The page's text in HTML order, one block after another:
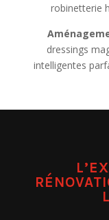
robinetterie
dressings
intelligentes